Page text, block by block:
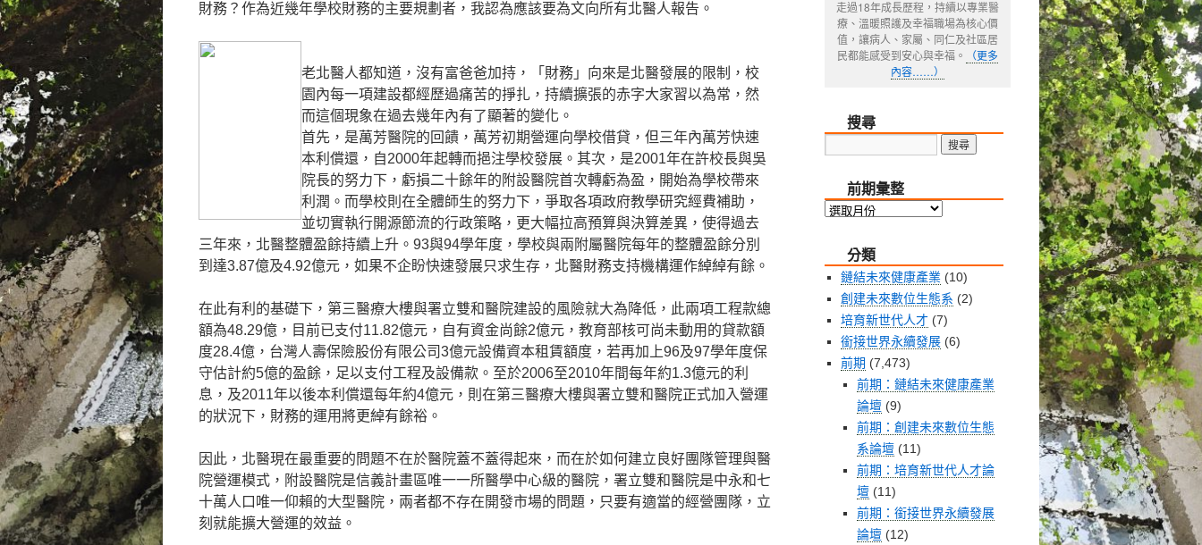
財務？作為近幾年學校財務的主要規劃者，我認為應該要為文向所有北醫人報告。
老北醫人都知道，沒有富爸爸加持，「財務」向來是北醫發展的限制，校
園內每一項建設都經歷過痛苦的掙扎，持續擴張的赤字大家習以為常，然
而這個現象在過去幾年內有了顯著的變化。
首先，是萬芳醫院的回饋，萬芳初期營運向學校借貸，但三年內萬芳快速
本利償還，自2000年起轉而挹注學校發展。其次，是2001年在許校長與吳
院長的努力下，虧損二十餘年的附設醫院首次轉虧為盈，開始為學校帶來
利潤。而學校則在全體師生的努力下，爭取各項政府教學研究經費補助，
並切實執行開源節流的行政策略，更大幅拉高預算與決算差異，使得過去
三年來，北醫整體盈餘持續上升。93與94學年度，學校與兩附屬醫院每年的整體盈餘分別
到達3.87億及4.92億元，如果不企盼快速發展只求生存，北醫財務支持機構運作綽綽有餘。
在此有利的基礎下，第三醫療大樓與署立雙和醫院建設的風險就大為降低，此兩項工程款總
額為48.29億，目前已支付11.82億元，自有資金尚餘2億元，教育部核可尚未動用的貸款額
度28.4億，台灣人壽保險股份有限公司3億元設備資本租賃額度，若再加上96及97學年度保
守估計約5億的盈餘，足以支付工程及設備款。至於2006至2010年間每年約1.3億元的利
息，及2011年以後本利償還每年約4億元，則在第三醫療大樓與署立雙和醫院正式加入營運
的狀況下，財務的運用將更綽有餘裕。
因此，北醫現在最重要的問題不在於醫院蓋不蓋得起來，而在於如何建立良好團隊管理與醫
院營運模式，附設醫院是信義計畫區唯一一所醫學中心級的醫院，署立雙和醫院是中永和七
十萬人口唯一仰賴的大型醫院，兩者都不存在開發市場的問題，只要有適當的經營團隊，立
刻就能擴大營運的效益。
走過18年成長歷程，持續以專業醫
療、溫暖照護及幸福職場為核心價
值，讓病人、家屬、同仁及社區居
民都能感受到安心與幸福。
（更多
內容……）
搜尋
前期彙整
前
整
分類
鏈結未來健康產業 (10)
創建未來數位生態系 (2)
培育新世代人才 (7)
銜接世界永續發展 (6)
前期 (7,473)
前期：鏈結未來健康產業
論壇 (9)
前期：創建未來數位生態
系論壇 (11)
前期：培育新世代人才論
壇 (11)
前期：銜接世界永續發展
論壇 (12)